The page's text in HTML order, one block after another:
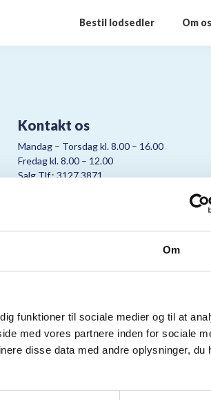
Om
funktioner til sociale medier og til at
med vores partnere inden for sociale
disse data med andre oplysninger, du
Bestil lodsedler Om os
Kontakt os
Mandag – Torsdag kl. 8.00 – 16.00
Fredag kl. 8.00 – 12.00
Salg Tlf.: 3127 3871